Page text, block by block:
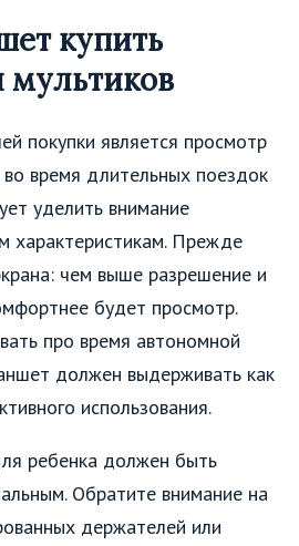
купить
мультиков
покупки является просмотр
во время длительных поездок
уделить внимание
характеристикам. Прежде
чем выше разрешение и
будет просмотр.
про время автономной
должен выдерживать как
использования.
ребенка должен быть
Обратите внимание на
держателей или